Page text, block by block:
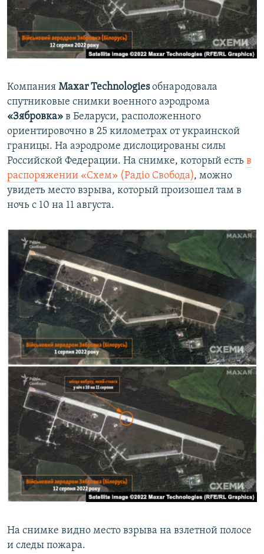
ПОБЕДИТЕЛЕЙ НЕ СУДЯТ?
КРЫМ.НЕПОКОРЕННЫЙ
ELIFBE
ПРИСОЕДИНЯЙТЕСЬ!
Все сайты RFE/RL
Компания Maxar Technologiesобнародовала
спутниковые снимки военного аэродрома
«Зябровка» в Беларуси, расположенного
ориентировочно в 25 километрах от украинской
границы. На аэродроме дислоцированы силы
Российской Федерации. На снимке, который есть в
распоряжении «Схем» (Радіо Свобода), можно
увидеть место взрыва, который произошел там в
ночь с 10 на 11 августа.
На снимке видно место взрыва на взлетной полосе
и следы пожара.